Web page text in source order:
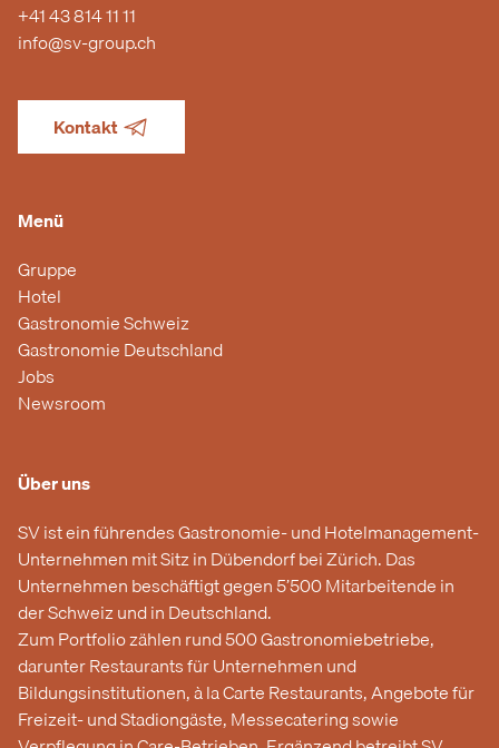
+41 43 814 11 11
info@sv-group.ch
Kontakt
Menü
Gruppe
Hotel
Gastronomie Schweiz
Gastronomie Deutschland
Jobs
Newsroom
Über uns
SV ist ein führendes Gastronomie- und Hotelmanagement-
Unternehmen mit Sitz in Dübendorf bei Zürich. Das
Unternehmen beschäftigt gegen 5’500 Mitarbeitende in
der Schweiz und in Deutschland.
Zum Portfolio zählen rund 500 Gastronomiebetriebe,
darunter Restaurants für Unternehmen und
Bildungsinstitutionen, à la Carte Restaurants, Angebote für
Freizeit- und Stadiongäste, Messecatering sowie